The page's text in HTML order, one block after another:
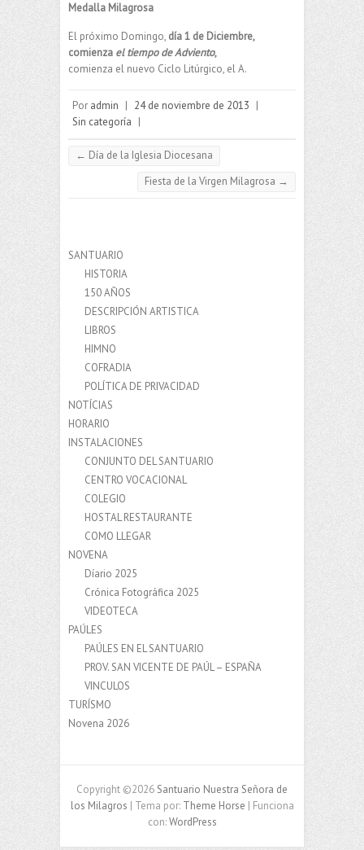
Medalla Milagrosa
El próximo Domingo, día 1 de Diciembre,
comienza el tiempo de Adviento,
comienza el nuevo Ciclo Litúrgico, el A.
Por admin | 24 de noviembre de 2013 |
Sin categoría |
← Día de la Iglesia Diocesana
Fiesta de la Virgen Milagrosa →
SANTUARIO
HISTORIA
150 AÑOS
DESCRIPCIÓN ARTISTICA
LIBROS
HIMNO
COFRADIA
POLÍTICA DE PRIVACIDAD
NOTÍCIAS
HORARIO
INSTALACIONES
CONJUNTO DEL SANTUARIO
CENTRO VOCACIONAL
COLEGIO
HOSTAL RESTAURANTE
COMO LLEGAR
NOVENA
Díario 2025
Crónica Fotográfica 2025
VIDEOTECA
PAÚLES
PAÚLES EN EL SANTUARIO
PROV. SAN VICENTE DE PAÚL – ESPAÑA
VINCULOS
TURÍSMO
Novena 2026
Copyright ©2026 Santuario Nuestra Señora de
los Milagros | Tema por: Theme Horse | Funciona
con:WordPress